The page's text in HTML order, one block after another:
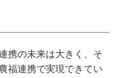
携の未来は大きく、そ
福連携で実現できてい